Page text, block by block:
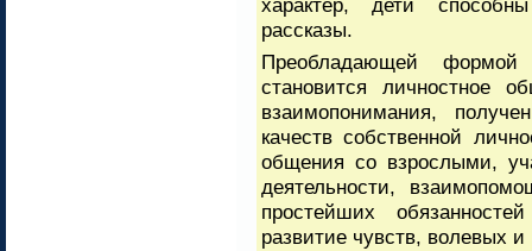
характер, дети
рассказы.
Преобладающей
становится личностное
взаимопонимания,
качеств собственной
общения со взрослыми,
деятельности,
простейших
развитие чувств, волевых